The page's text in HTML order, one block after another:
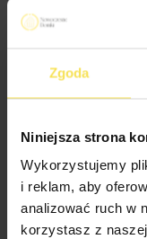
Zgoda
Niniejsza strona
Wykorzystujemy
i reklam, aby
analizować ruch w
korzystasz z
Domek letniskowy
pragnących